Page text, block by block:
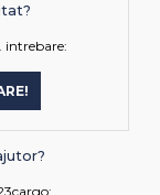
intrebare: